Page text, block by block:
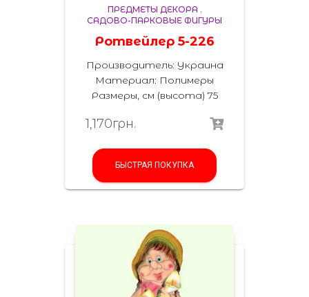
ПРЕДМЕТЫ ДЕКОРА ,
САДОВО-ПАРКОВЫЕ ФИГУРЫ
Ротвейлер 5-226
Производитель: Украина
Материал: Полимеры
Размеры, см (высота) 75
1,170грн.
БЫСТРАЯ ПОКУПКА